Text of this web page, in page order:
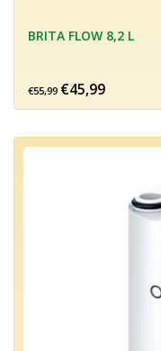
BRITA FLOW 8,2 L
€55,99 €45,99